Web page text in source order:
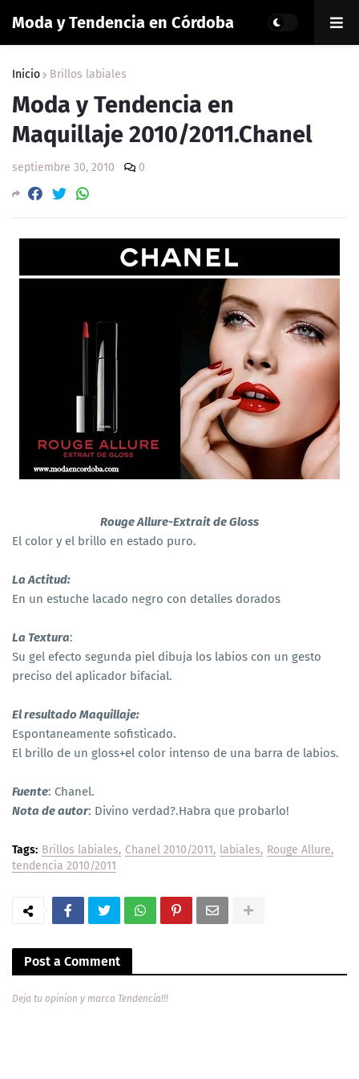
Moda y Tendencia en Córdoba
Inicio Brillos labiales
Moda y Tendencia en
Maquillaje 2010/2011.Chanel
septiembre 30, 2010 0
Rouge Allure-Extrait de Gloss
El color y el brillo en estado puro.
La Actitud:
En un estuche lacado negro con detalles dorados
La Textura:
Su gel efecto segunda piel dibuja los labios con un gesto
preciso del aplicador bifacial.
El resultado Maquillaje:
Espontaneamente sofisticado.
El brillo de un gloss+el color intenso de una barra de labios.
Fuente: Chanel.
Nota de autor: Divino verdad?.Habra que probarlo!
Tags: Brillos labiales Chanel 2010/2011 labiales Rouge Allure
tendencia 2010/2011
Post a Comment
Deja tu opinion y marca Tendencia!!!